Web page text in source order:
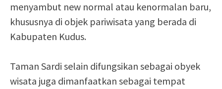
menyambut new normal atau kenormalan baru,
khususnya di objek pariwisata yang berada di
Kabupaten Kudus.
Taman Sardi selain difungsikan sebagai obyek
wisata juga dimanfaatkan sebagai tempat